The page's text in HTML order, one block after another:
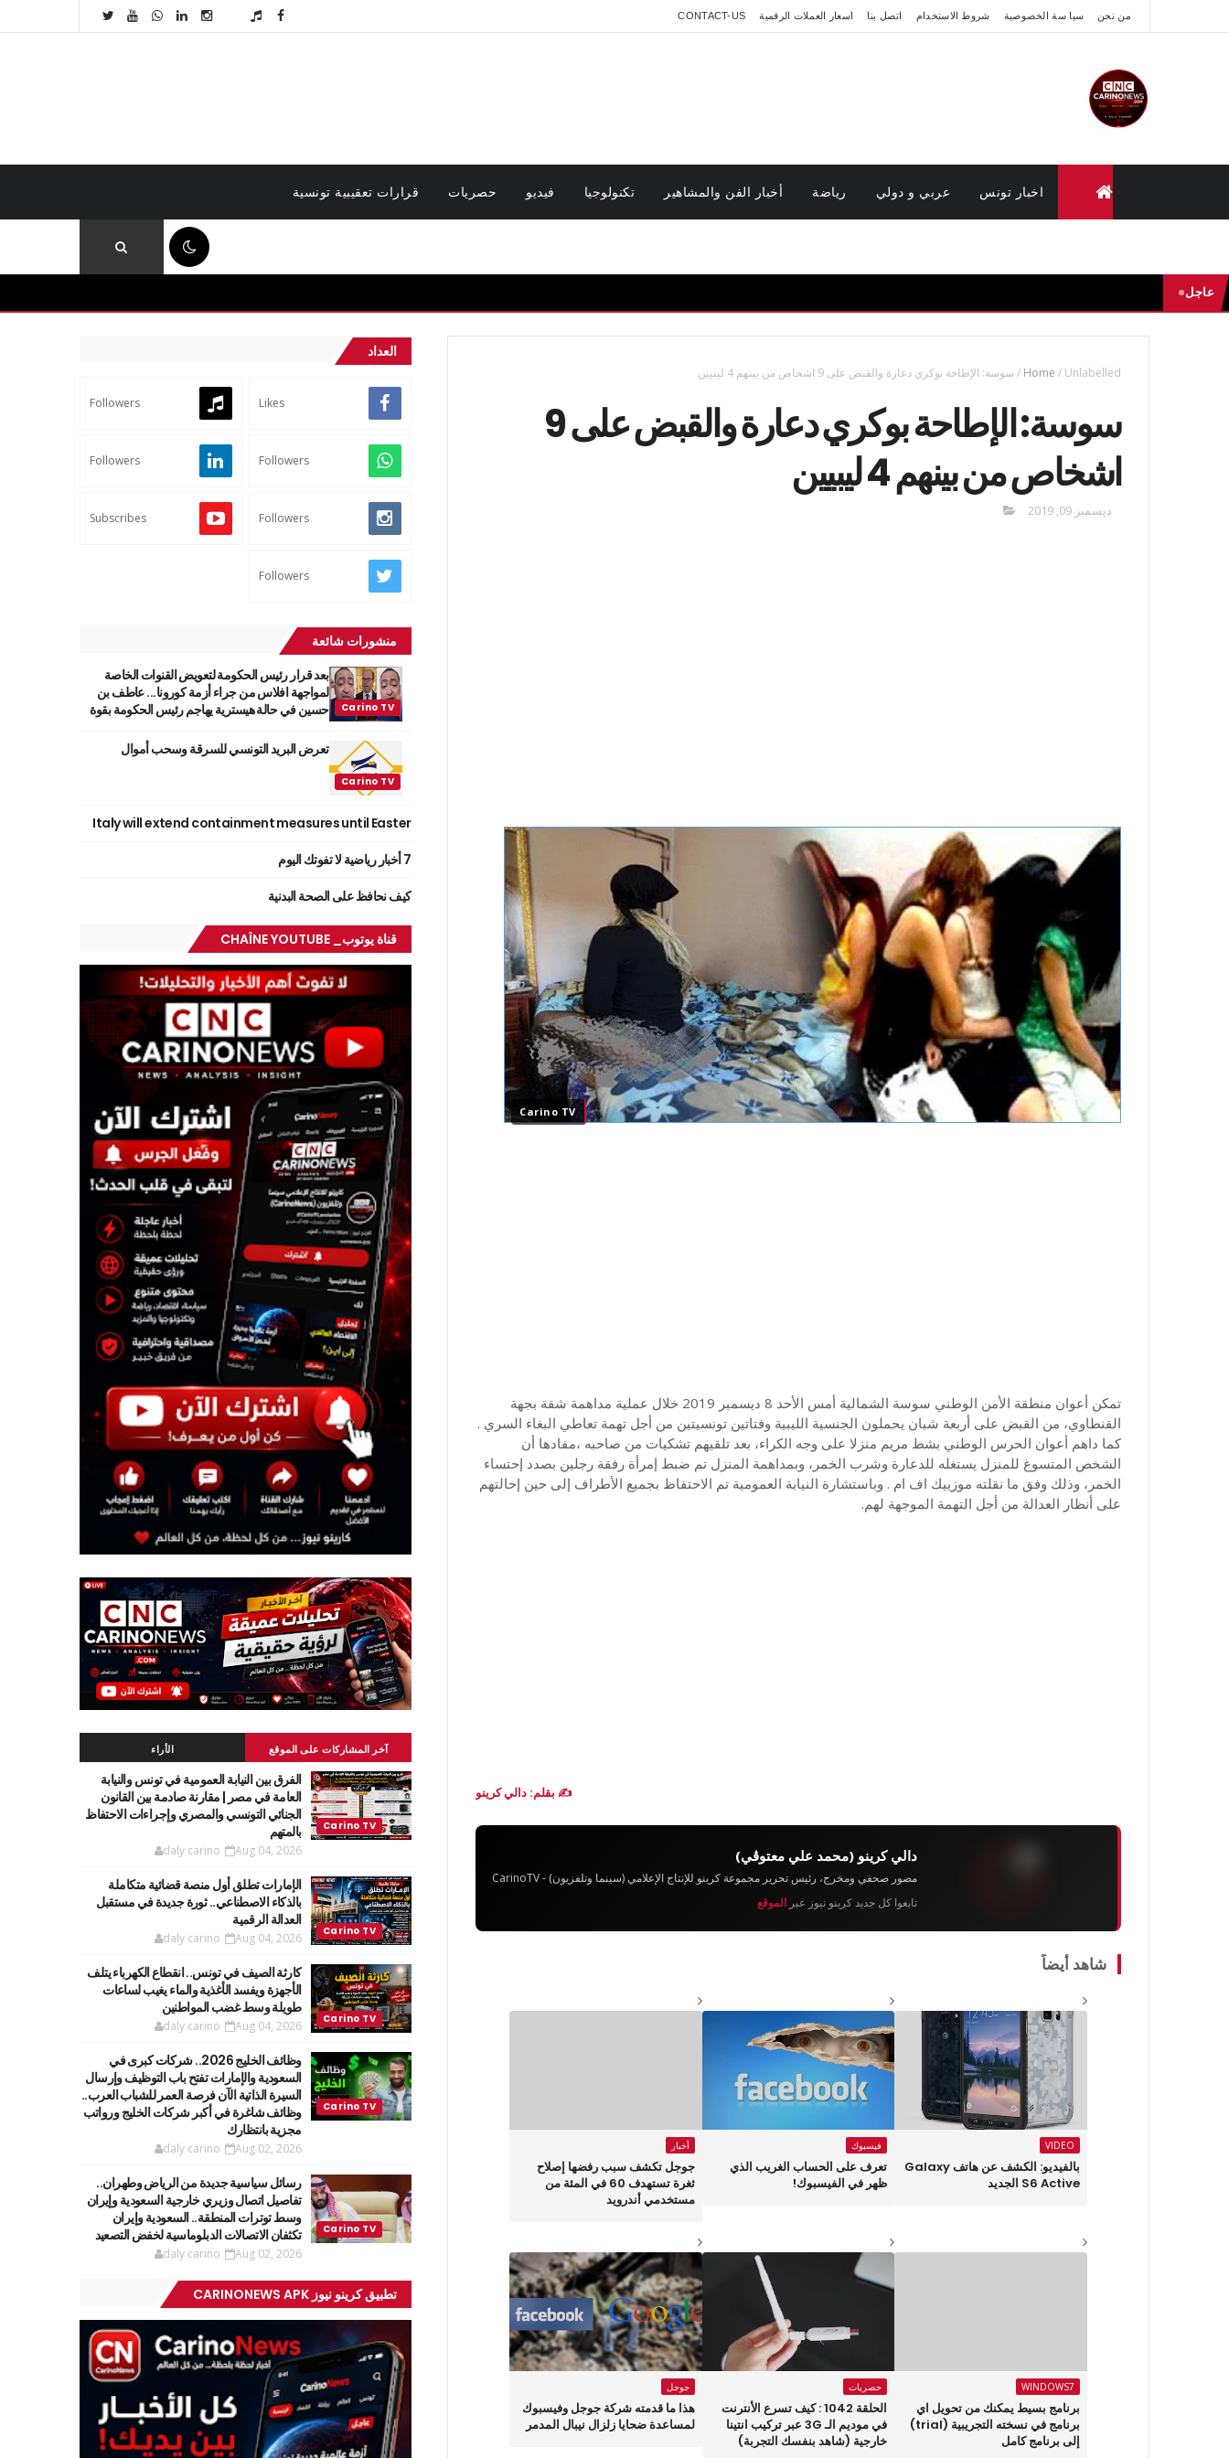
من نحن سيا سة الخصوصية شروط الاستخدام اتصل بنا اسعار العملات الرقمية CONTACT-US
اخبار تونس عربي و دولي رياضة أخبار الفن والمشاهير تكنولوجيا فيديو حصريات قرارات تعقيبية تونسية
عاجل
Home / Unlabelled
/ سوسة: الإطاحة بوكري دعارة والقبض على 9 اشخاص من بينهم 4 ليبيين
سوسة: الإطاحة بوكري دعارة والقبض على 9
اشخاص من بينهم 4 ليبيين
ديسمبر 09, 2019
Carino TV
تمكن أعوان منطقة الأمن الوطني سوسة الشمالية أمس الأحد 8 ديسمبر 2019 خلال عملية مداهمة شقة بجهة
القنطاوي، من القبض على أربعة شبان يحملون الجنسية الليبية وفتاتين تونسيتين من أجل تهمة تعاطي البغاء السري .
كما داهم أعوان الحرس الوطني بشط مريم منزلا على وجه الكراء، بعد تلقيهم تشكيات من صاحبه ،مفادها أن
الشخص المتسوغ للمنزل يستغله للدعارة وشرب الخمر، وبمداهمة المنزل تم ضبط إمرأة رفقة رجلين بصدد إحتساء
الخمر، وذلك وفق ما نقلته موزييك اف ام . وباستشارة النيابة العمومية تم الاحتفاظ بجميع الأطراف إلى حين إحالتهم
على أنظار العدالة من أجل التهمة الموجهة لهم.
✍️ بقلم: دالي كرينو
دالي كرينو (محمد علي معتوڨي)
مصور صحفي ومخرج، رئيس تحرير مجموعة كرينو للإنتاج الإعلامي (سينما وتلفزيون) - CarinoTV
تابعوا كل جديد كرينو نيوز عبرالموقع
شاهد أيضاً
VIDEO
بالفيديو: الكشف عن هاتف Galaxy
S6 Active الجديد
فيسبوك
تعرف على الحساب الغريب الذي
ظهر في الفيسبوك!
أخبار
جوجل تكشف سبب رفضها إصلاح
ثغرة تستهدف 60 في المئة من
مستخدمي أندرويد
WINDOWS7
برنامج بسيط يمكنك من تحويل اي
برنامج في نسخته التجريبية (trial)
إلى برنامج كامل
حصريات
الحلقة 1042 : كيف تسرع الأنترنت
في موديم الـ 3G عبر تركيب انتينا
خارجية (شاهد بنفسك التجربة)
جوجل
هذا ما قدمته شركة جوجل وفيسبوك
لمساعدة ضحايا زلزال نيبال المدمر
العداد
Likes
Followers
Followers
Followers
Followers
Subscribes
Followers
منشورات شائعة
بعد قرار رئيس الحكومة لتعويض القنوات الخاصة
لمواجهة افلاس من جراء أزمة كورونا... عاطف بن
حسين في حالة هيسترية يهاجم رئيس الحكومة بقوة
تعرض البريد التونسي للسرقة وسحب أموال
Italy will extend containment measures until Easter
7 أخبار رياضية لا تفوتك اليوم
كيف نحافظ على الصحة البدنية
قناة يوتوب_ CHAÎNE YOUTUBE
آخر المشاركات على الموقع الأراء
الفرق بين النيابة العمومية في تونس والنيابة
العامة في مصر | مقارنة صادمة بين القانون
الجنائي التونسي والمصري وإجراءات الاحتفاظ
بالمتهم
daly carino Aug 04, 2026
الإمارات تطلق أول منصة قضائية متكاملة
بالذكاء الاصطناعي.. ثورة جديدة في مستقبل
العدالة الرقمية
daly carino Aug 04, 2026
كارثة الصيف في تونس.. انقطاع الكهرباء يتلف
الأجهزة ويفسد الأغذية والماء يغيب لساعات
طويلة وسط غضب المواطنين
daly carino Aug 04, 2026
وظائف الخليج 2026.. شركات كبرى في
السعودية والإمارات تفتح باب التوظيف وإرسال
السيرة الذاتية الآن فرصة العمر للشباب العرب..
وظائف شاغرة في أكبر شركات الخليج ورواتب
مجزية بانتظارك
daly carino Aug 02, 2026
رسائل سياسية جديدة من الرياض وطهران..
تفاصيل اتصال وزيري خارجية السعودية وإيران
وسط توترات المنطقة.. السعودية وإيران
تكثفان الاتصالات الدبلوماسية لخفض التصعيد
daly carino Aug 02, 2026
تطبيق كرينو نيوز CARINONEWS APK